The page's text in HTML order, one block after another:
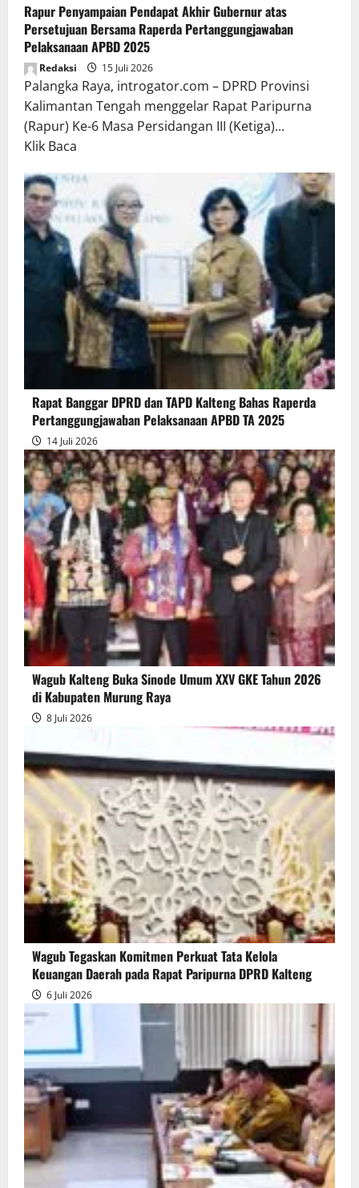
Rapur Penyampaian Pendapat Akhir Gubernur atas
Persetujuan Bersama Raperda Pertanggungjawaban
Pelaksanaan APBD 2025
Redaksi 15 Juli 2026
Palangka Raya, introgator.com – DPRD Provinsi
Kalimantan Tengah menggelar Rapat Paripurna
(Rapur) Ke-6 Masa Persidangan III (Ketiga)...
Klik Baca
about
Rapur
Penyampaian
Pendapat
Akhir
Gubernur
atas
Persetujuan
Bersama
Raperda
Pertanggungjawaban
Pelaksanaan
APBD
2025
Rapat Banggar DPRD dan TAPD Kalteng Bahas Raperda
Pertanggungjawaban Pelaksanaan APBD TA 2025
14 Juli 2026
Wagub Kalteng Buka Sinode Umum XXV GKE Tahun 2026
di Kabupaten Murung Raya
8 Juli 2026
Wagub Tegaskan Komitmen Perkuat Tata Kelola
Keuangan Daerah pada Rapat Paripurna DPRD Kalteng
6 Juli 2026